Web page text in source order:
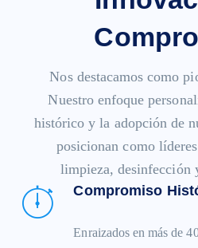
Nos destacamos como
Nuestro enfoque
histórico y la adopción de
posicionan como
limpieza, desinfección
Compromiso
Enraizados en más de